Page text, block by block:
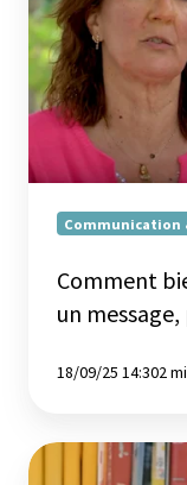
:
construire
un
message,
présenter
avec
impact
Communication
Comment
un
18/09/25 14:302
Formation